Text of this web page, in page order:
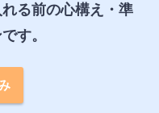
る前の心構え・準
す。